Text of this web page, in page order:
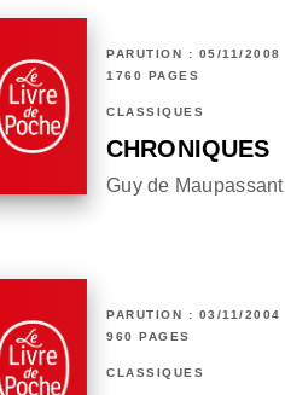
PARUTION : 05/11/2008
1760 PAGES
CLASSIQUES
CHRONIQUES
Guy de Maupassant
PARUTION : 03/11/2004
960 PAGES
CLASSIQUES